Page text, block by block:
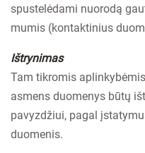
spustelėdami nuorodą
mumis (kontaktinius
Ištrynimas
Tam tikromis
asmens duomenys būtų
pavyzdžiui, pagal
duomenis.